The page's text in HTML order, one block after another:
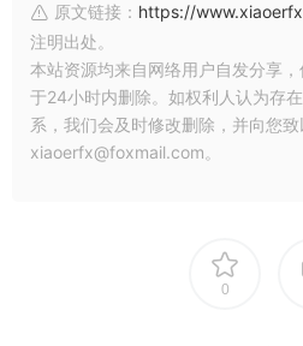
原文链接： https://
注明出处。
本站资源均来自网络用户自发分享
于24小时内删除。如权利人认为存
系，我们会及时修改删除，并向您
xiaoerfx@foxmail.com。
0